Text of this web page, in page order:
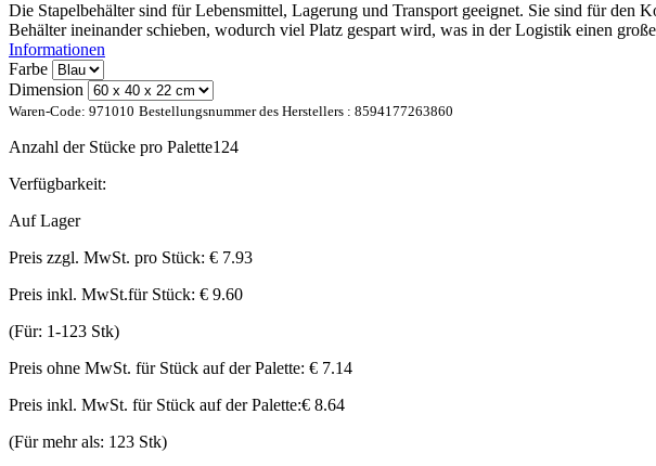
Die Stapelbehälter sind für Lebensmittel, Lagerung und Transport geeignet. Sie sind für den
Behälter ineinander schieben, wodurch viel Platz gespart wird, was in der Logistik einen
Informationen
Farbe
Dimension
Waren-Code: 971010 Bestellungsnummer des Herstellers : 8594177263860
Anzahl der Stücke pro Palette124
Verfügbarkeit:
Auf Lager
Preis zzgl. MwSt. pro Stück: € 7.93
Preis inkl. MwSt.für Stück: € 9.60
(Für: 1-123 Stk)
Preis ohne MwSt. für Stück auf der Palette: € 7.14
Preis inkl. MwSt. für Stück auf der Palette:€ 8.64
(Für mehr als: 123 Stk)